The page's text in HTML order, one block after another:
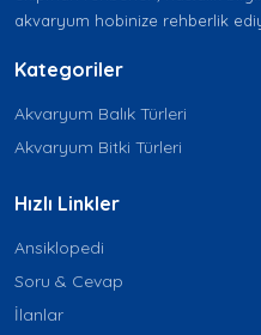
akvaryum hobinize rehberlik
Kategoriler
Akvaryum Balık Türleri
Akvaryum Bitki Türleri
Hızlı Linkler
Ansiklopedi
Soru & Cevap
İlanlar